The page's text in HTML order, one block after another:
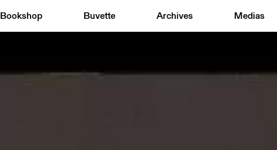
Bookshop Buvette Archives Medias